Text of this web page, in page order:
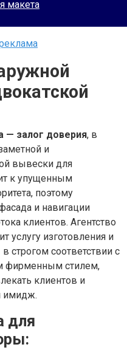
макета
— залог доверия, в
и
вывески для
к упущенным
поэтому
и навигации
клиентов. Агентство
услугу изготовления и
строгом соответствии с
фирменным стилем,
клиентов и
имидж.
для